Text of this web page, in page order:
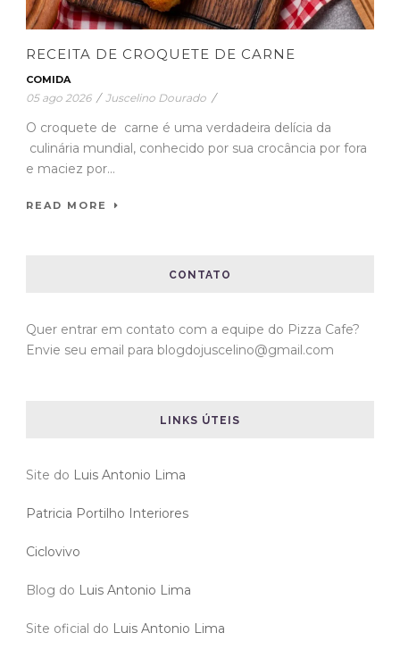
RECEITA DE CROQUETE DE CARNE
COMIDA
05 ago 2026 / Juscelino Dourado /
O croquete de carne é uma verdadeira delícia da
culinária mundial, conhecido por sua crocância por fora
e maciez por...
READ MORE
CONTATO
Quer entrar em contato com a equipe do Pizza Cafe?
Envie seu email para blogdojuscelino@gmail.com
LINKS ÚTEIS
Site do Luis Antonio Lima
Patricia Portilho Interiores
Ciclovivo
Blog do Luis Antonio Lima
Site oficial do Luis Antonio Lima